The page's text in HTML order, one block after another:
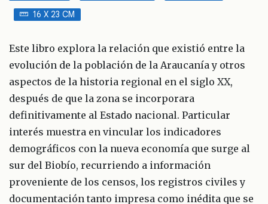
16 X 23 CM
Este libro explora la relación que existió entre la
evolución de la población de la Araucanía y otros
aspectos de la historia regional en el siglo XX,
después de que la zona se incorporara
definitivamente al Estado nacional. Particular
interés muestra en vincular los indicadores
demográficos con la nueva economía que surge al
sur del Biobío, recurriendo a información
proveniente de los censos, los registros civiles y
documentación tanto impresa como inédita que se